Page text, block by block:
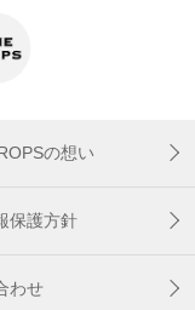
の想い
保護方針
わせ